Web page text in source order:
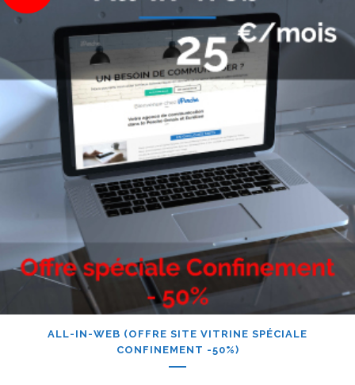
ALL-IN-WEB (OFFRE SITE VITRINE SPÉCIALE
CONFINEMENT -50%)